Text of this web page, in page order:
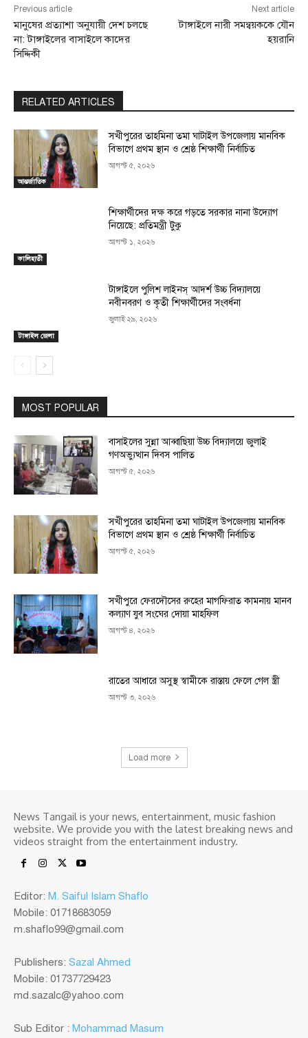
Previous article
মানুষের প্রত্যাশা অনুযায়ী দেশ চলছে
না: টাঙ্গাইলের বাসাইলে কাদের
সিদ্দিকী
Next article
টাঙ্গাইলে নারী সমন্বয়ককে যৌন
হয়রানি
RELATED ARTICLES
আন্তর্জাতিক
সখীপুরের তাহমিনা তমা ঘাটাইল উপজেলায় মানবিক
বিভাগে প্রথম স্থান ও শ্রেষ্ঠ শিক্ষার্থী নির্বাচিত
আগস্ট ৫, ২০২৬
কালিহাতী
শিক্ষার্থীদের দক্ষ করে গড়তে সরকার নানা উদ্যোগ
নিয়েছে: প্রতিমন্ত্রী টুকু
আগস্ট ১, ২০২৬
টাঙ্গাইল জেলা
টাঙ্গাইলে পুলিশ লাইনস্ আদর্শ উচ্চ বিদ্যালয়ে
নবীনবরণ ও কৃতী শিক্ষার্থীদের সংবর্ধনা
জুলাই ২৯, ২০২৬
MOST POPULAR
বাসাইলের সুন্না আব্বাছিয়া উচ্চ বিদ্যালয়ে জুলাই
গণঅভ্যুত্থান দিবস পালিত
আগস্ট ৫, ২০২৬
সখীপুরের তাহমিনা তমা ঘাটাইল উপজেলায় মানবিক
বিভাগে প্রথম স্থান ও শ্রেষ্ঠ শিক্ষার্থী নির্বাচিত
আগস্ট ৫, ২০২৬
সখীপুরে ফেরদৌসের রুহের মাগফিরাত কামনায় মানব
কল্যাণ যুব সংঘের দোয়া মাহফিল
আগস্ট ৪, ২০২৬
রাতের আধারে অসুস্থ স্বামীকে রাস্তায় ফেলে গেল স্ত্রী
আগস্ট ৩, ২০২৬
Load more
News Tangail is your news, entertainment, music fashion
website. We provide you with the latest breaking news and
videos straight from the entertainment industry.
Editor: M. Saiful Islam Shaflo
Mobile: 01718683059
m.shaflo99@gmail.com
Publishers: Sazal Ahmed
Mobile: 01737729423
md.sazalc@yahoo.com
Sub Editor : Mohammad Masum